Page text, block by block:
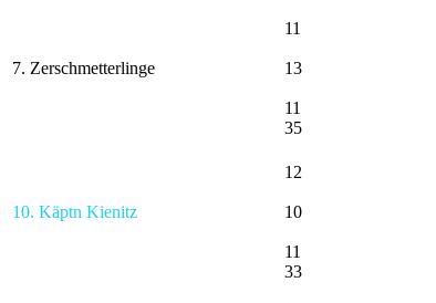
7. Zerschmetterlinge
11
13
11
35
10. Käptn Kienitz
12
10
11
33